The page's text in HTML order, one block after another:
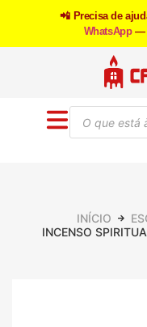
📲 Precisa de
WhatsApp —
INÍCIO
INCENSO